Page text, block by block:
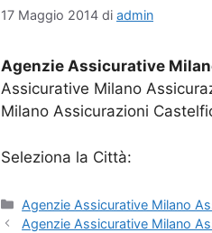
17 Maggio 2014 di admin
Agenzie Assicurative
Assicurative Milano
Milano Assicurazioni
Seleziona la Città:
Categorie
Agenzie Assicurative Milano
Agenzie Assicurative Milano